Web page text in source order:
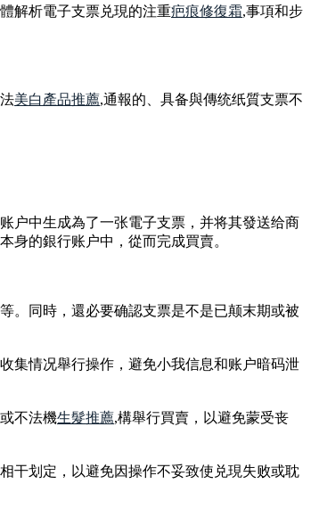
解析電子支票兑現的注重疤痕修復霜,事項和步
美白產品推薦,通報的、具备與傳统纸質支票不
户中生成為了一张電子支票，并将其發送给商
身的銀行账户中，從而完成買賣。
。同時，還必要确認支票是不是已颠末期或被
集情况舉行操作，避免小我信息和账户暗码泄
不法機生髮推薦,構舉行買賣，以避免蒙受丧
干划定，以避免因操作不妥致使兑現失败或耽